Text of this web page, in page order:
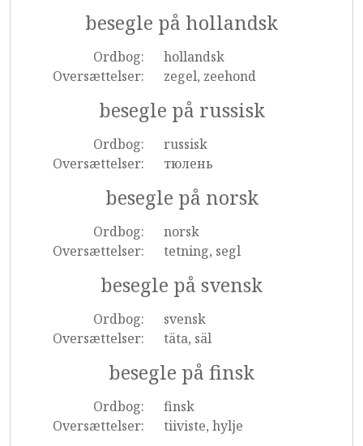
besegle på hollandsk
Ordbog:
hollandsk
Oversættelser:
zegel, zeehond
besegle på russisk
Ordbog:
russisk
Oversættelser:
тюлень
besegle på norsk
Ordbog:
norsk
Oversættelser:
tetning, segl
besegle på svensk
Ordbog:
svensk
Oversættelser:
täta, säl
besegle på finsk
Ordbog:
finsk
Oversættelser:
tiiviste, hylje